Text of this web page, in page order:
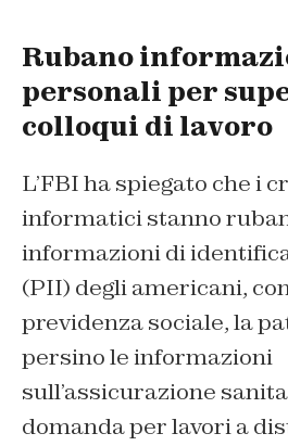
Rubano
personali per
colloqui di lavoro
L’FBI ha spiegato che i
informatici stanno
informazioni di
(PII) degli americani,
previdenza sociale, la
persino le informazioni
sull’assicurazione
domanda per lavori a